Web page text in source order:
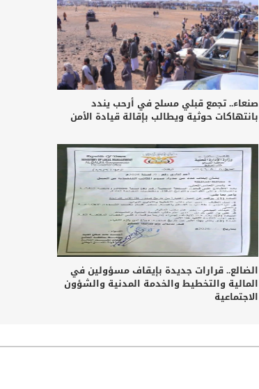
صنعاء.. تجمع قبلي مسلح في أرحب يندد
بانتهاكات حوثية ويطالب بإقالة قيادة الأمن
الضالع.. قرارات جديدة بإيقاف مسؤولين في
المالية والتخطيط والخدمة المدنية والشؤون
الاجتماعية